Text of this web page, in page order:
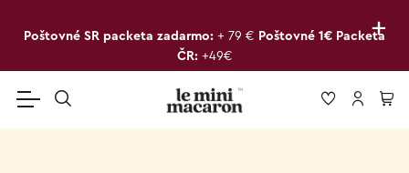
+
Poštovné SR packeta zadarmo: + 79 € Poštovné 1€ Packeta
ČR: +49€